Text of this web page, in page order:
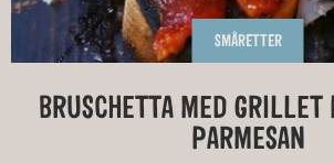
SMÅRETTER
BRUSCHETTA MED GRILLET
PARMESAN